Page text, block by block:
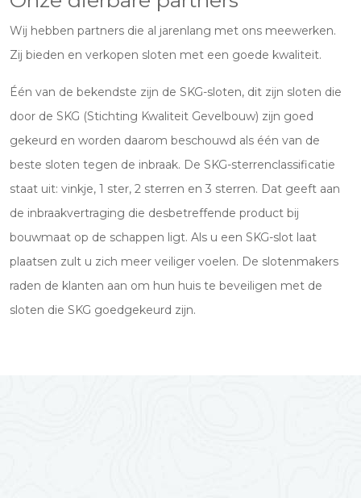
Wij hebben partners die al jarenlang met ons meewerken.
Zij bieden en verkopen sloten met een goede kwaliteit.
Één van de bekendste zijn de SKG-sloten, dit zijn sloten die
door de SKG (Stichting Kwaliteit Gevelbouw) zijn goed
gekeurd en worden daarom beschouwd als één van de
beste sloten tegen de inbraak. De SKG-sterrenclassificatie
staat uit: vinkje, 1 ster, 2 sterren en 3 sterren. Dat geeft aan
de inbraakvertraging die desbetreffende product bij
bouwmaat op de schappen ligt. Als u een SKG-slot laat
plaatsen zult u zich meer veiliger voelen. De slotenmakers
raden de klanten aan om hun huis te beveiligen met de
sloten die SKG goedgekeurd zijn.